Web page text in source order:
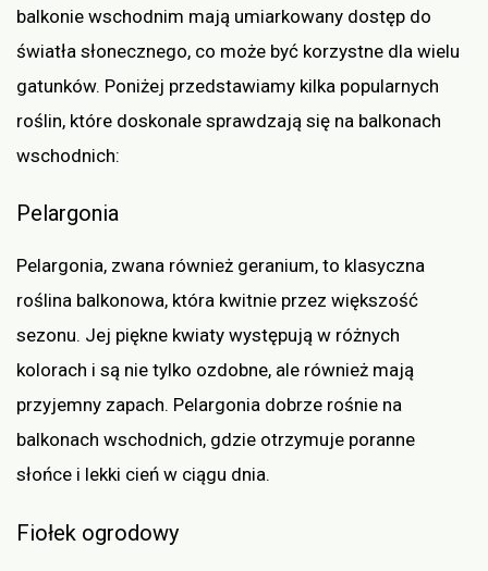
balkonie wschodnim mają umiarkowany dostęp do
światła słonecznego, co może być korzystne dla wielu
gatunków. Poniżej przedstawiamy kilka popularnych
roślin, które doskonale sprawdzają się na balkonach
wschodnich:
Pelargonia
Pelargonia, zwana również geranium, to klasyczna
roślina balkonowa, która kwitnie przez większość
sezonu. Jej piękne kwiaty występują w różnych
kolorach i są nie tylko ozdobne, ale również mają
przyjemny zapach. Pelargonia dobrze rośnie na
balkonach wschodnich, gdzie otrzymuje poranne
słońce i lekki cień w ciągu dnia.
Fiołek ogrodowy